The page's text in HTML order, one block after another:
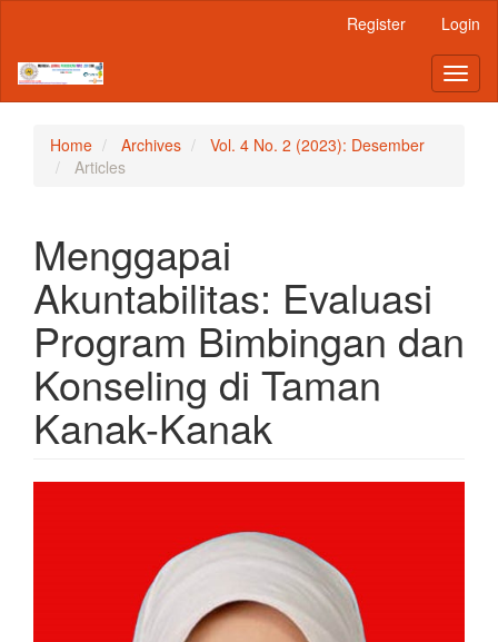
Content
Sidebar
Register Login
Home Archives
Vol. 4 No. 2 (2023): Desember
Articles
Menggapai
Akuntabilitas: Evaluasi
Program Bimbingan dan
Konseling di Taman
Kanak-Kanak